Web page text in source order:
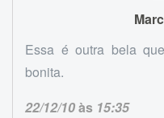
Essa é outra bela
bonita.
22/12/10às 15:35